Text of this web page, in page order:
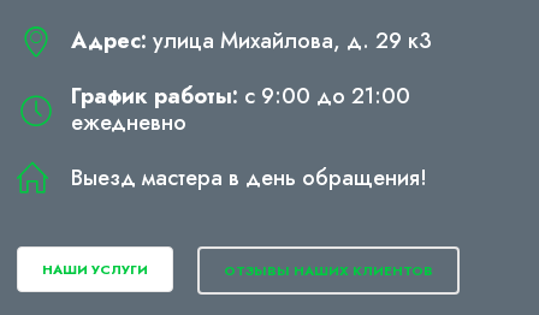
Адрес: улица Михайлова, д. 29 к3
График работы: с 9:00 до 21:00
ежедневно
Выезд мастера в день обращения!
НАШИ УСЛУГИ ОТЗЫВЫ НАШИХ КЛИЕНТОВ